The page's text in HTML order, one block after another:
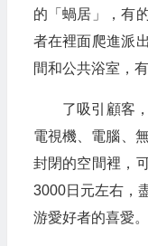
的「蝸居」，有
者在裡面爬進派
間和公共浴室，
了吸引顧客
電視機、電腦、
封閉的空間裡，
3000日元左右，
游愛好者的喜愛。